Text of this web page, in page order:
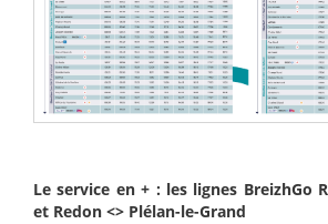
Le service en + : les lignes BreizhGo
et Redon <> Plélan-le-Grand